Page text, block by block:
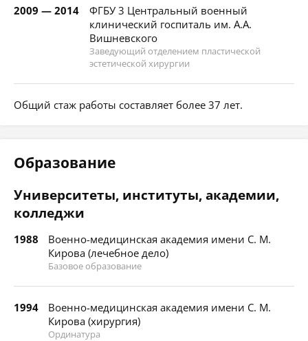
2009 — 2014
ФГБУ 3 Центральный военный
клинический госпиталь им. А.А.
Вишневского
Заведующий отделением пластической
эстетической хирургии
Общий стаж работы составляет более 37 лет.
Образование
Университеты, институты, академии,
колледжи
1988
Военно-медицинская академия имени С. М.
Кирова (лечебное дело)
Базовое образование
1994
Военно-медицинская академия имени С. М.
Кирова (хирургия)
Ординатура